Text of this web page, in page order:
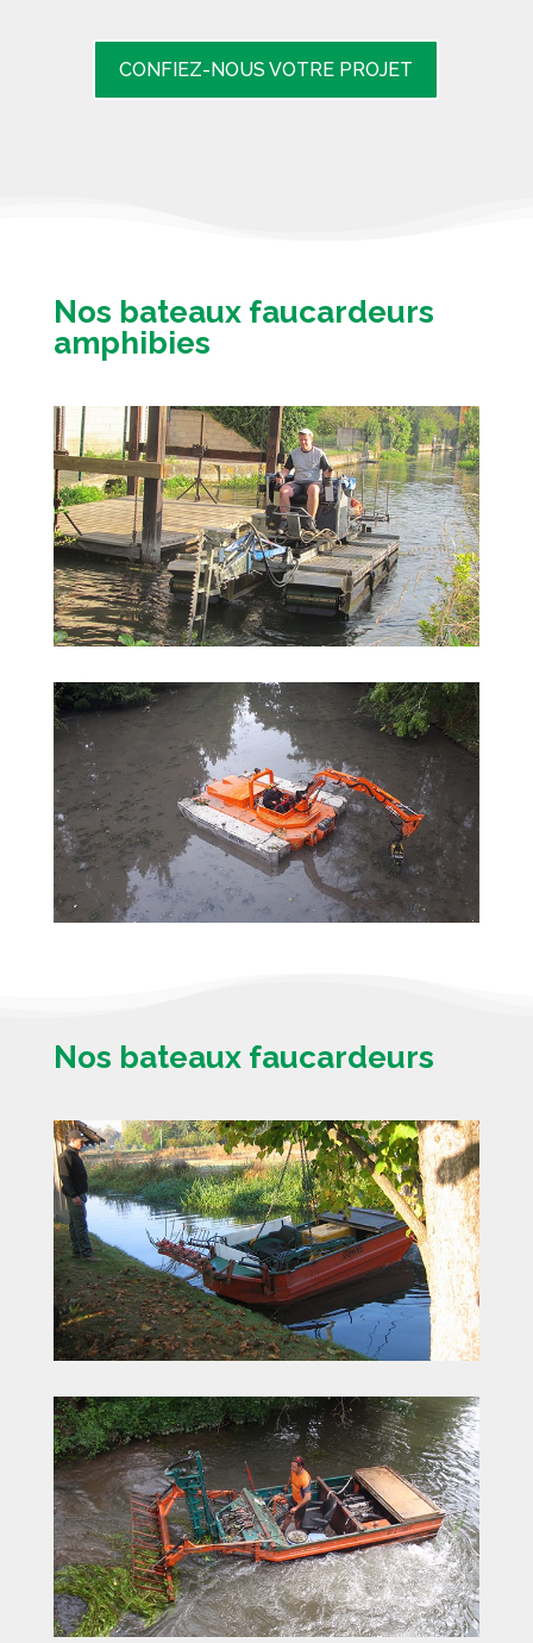
CONFIEZ-NOUS VOTRE PROJET
Nos bateaux faucardeurs
amphibies
Nos bateaux faucardeurs